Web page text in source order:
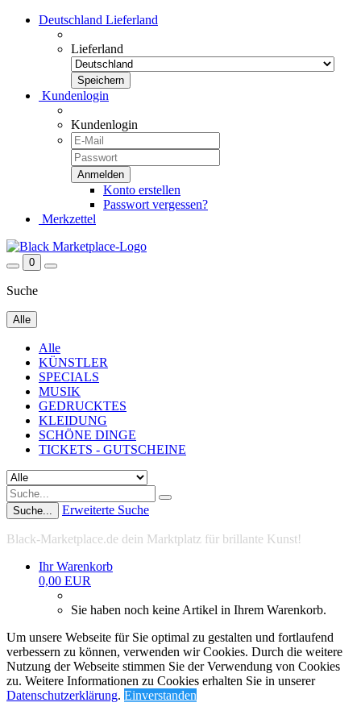
Deutschland Lieferland
Lieferland
Kundenlogin
Kundenlogin
Konto erstellen
Passwort vergessen?
Merkzettel
0
Suche
Alle
Alle
KÜNSTLER
SPECIALS
MUSIK
GEDRUCKTES
KLEIDUNG
SCHÖNE DINGE
TICKETS - GUTSCHEINE
Suche... Erweiterte Suche
Black-Marketplace.de dein Marktplatz für brillante Kunst!
Ihr Warenkorb
0,00 EUR
Sie haben noch keine Artikel in Ihrem Warenkorb.
Um unsere Webseite für Sie optimal zu gestalten und fortlaufend
verbessern zu können, verwenden wir Cookies. Durch die weitere
Nutzung der Webseite stimmen Sie der Verwendung von Cookies
zu. Weitere Informationen zu Cookies erhalten Sie in unserer
Datenschutzerklärung. Einverstanden